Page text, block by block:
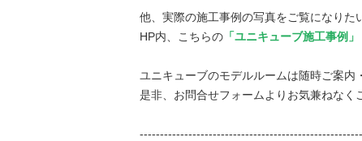
他、実際の施工事例の写真をご覧になりた
HP内、こちらの 「ユニキューブ施工事例 」
ユニキューブのモデルルームは随時ご案内
是非、お問合せフォームよりお気兼ねなく
-------------------------------------------------------